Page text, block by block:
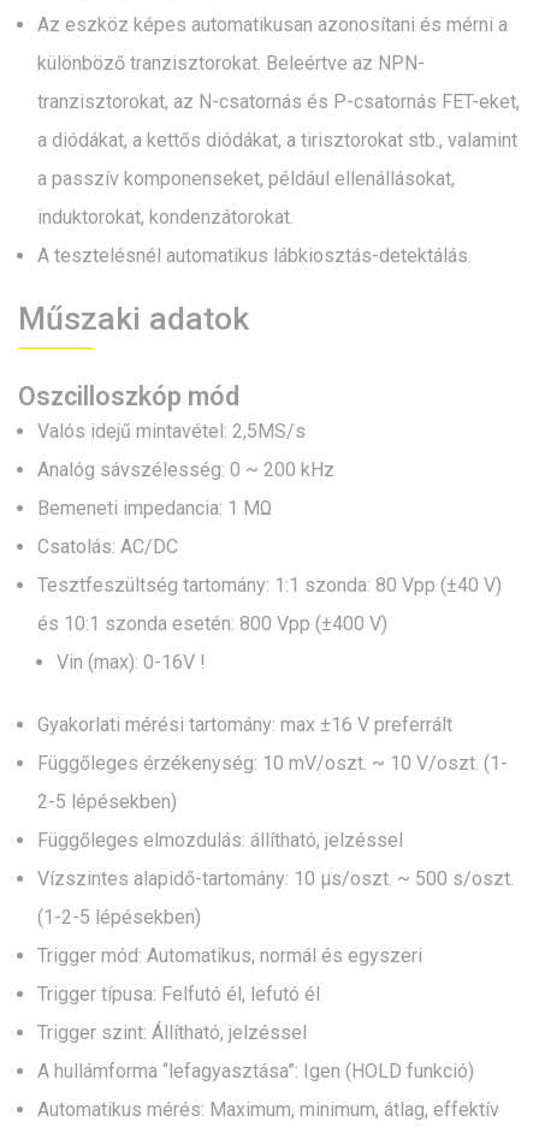
Az eszköz képes automatikusan azonosítani és mérni a
különböző tranzisztorokat. Beleértve az NPN-
tranzisztorokat, az N-csatornás és P-csatornás FET-eket,
a diódákat, a kettős diódákat, a tirisztorokat stb., valamint
a passzív komponenseket, például ellenállásokat,
induktorokat, kondenzátorokat.
A tesztelésnél automatikus lábkiosztás-detektálás.
Műszaki adatok
Oszcilloszkóp mód
Valós idejű mintavétel: 2,5MS/s
Analóg sávszélesség: 0 ~ 200 kHz
Bemeneti impedancia: 1 MΩ
Csatolás: AC/DC
Tesztfeszültség tartomány: 1:1 szonda: 80 Vpp (±40 V)
és 10:1 szonda esetén: 800 Vpp (±400 V)
Vin (max): 0-16V !
Gyakorlati mérési tartomány: max ±16 V preferrált
Függőleges érzékenység: 10 mV/oszt. ~ 10 V/oszt. (1-
2-5 lépésekben)
Függőleges elmozdulás: állítható, jelzéssel
Vízszintes alapidő-tartomány: 10 μs/oszt. ~ 500 s/oszt.
(1-2-5 lépésekben)
Trigger mód: Automatikus, normál és egyszeri
Trigger típusa: Felfutó él, lefutó él
Trigger szint: Állítható, jelzéssel
A hullámforma “lefagyasztása”: Igen (HOLD funkció)
Automatikus mérés: Maximum, minimum, átlag, effektív